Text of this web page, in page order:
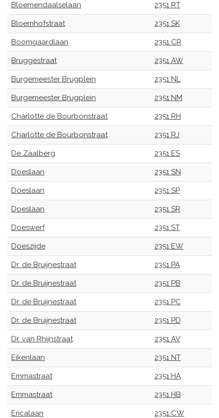
Bloemendaalselaan 2351 RT
Bloemhofstraat 2351 SK
Boomgaardlaan 2351 CR
Bruggestraat 2351 AW
Burgemeester Brugplein 2351 NL
Burgemeester Brugplein 2351 NM
Charlotte de Bourbonstraat 2351 RH
Charlotte de Bourbonstraat 2351 RJ
De Zaalberg 2351 ES
Doeslaan 2351 SN
Doeslaan 2351 SP
Doeslaan 2351 SR
Doeswerf 2351 ST
Doeszijde 2351 EW
Dr. de Bruijnestraat 2351 PA
Dr. de Bruijnestraat 2351 PB
Dr. de Bruijnestraat 2351 PC
Dr. de Bruijnestraat 2351 PD
Dr. van Rhijnstraat 2351 AV
Eikenlaan 2351 NT
Emmastraat 2351 HA
Emmastraat 2351 HB
Ericalaan 2351 CW